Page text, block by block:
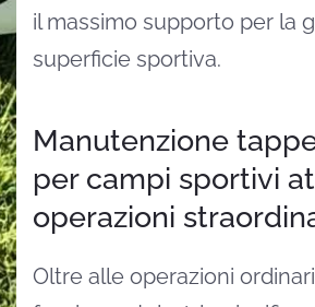
il massimo supporto per la
superficie sportiva.
Manutenzione
per campi sportivi
operazioni
Oltre alle operazioni